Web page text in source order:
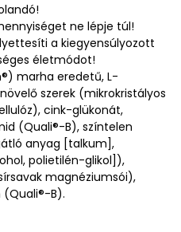
ne lépje túl!
a kiegyensúlyozott
életmódot!
marha eredetű, L-
szerek (mikrokristályos
cink-glükonát,
(Quali®-B), színtelen
anyag [talkum],
polietilén-glikol]),
magnéziumsói),
B).